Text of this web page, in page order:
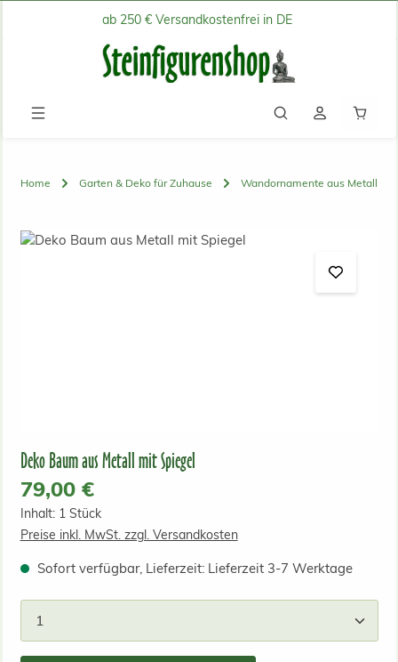
Zum Hauptinhalt springenab 250 € Versandkostenfrei in DE
Home Garten & Deko für Zuhause Wandornamente aus Metall
Bildergalerie überspringen
Deko Baum aus Metall mit Spiegel
Regulärer Preis:
79,00 €
Inhalt: 1 Stück
Preise inkl. MwSt. zzgl. Versandkosten
Sofort verfügbar, Lieferzeit: Lieferzeit 3-7 Werktage